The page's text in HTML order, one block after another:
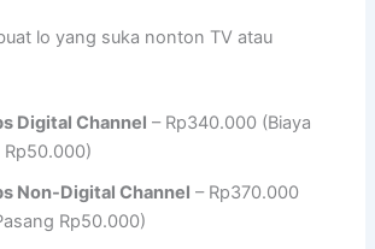
lo yang suka nonton TV atau
Digital Channel – Rp340.000 (Biaya
Rp50.000)
Non-Digital Channel – Rp370.000
Rp50.000)